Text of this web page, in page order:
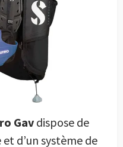
Gav dispose de
d’un système de